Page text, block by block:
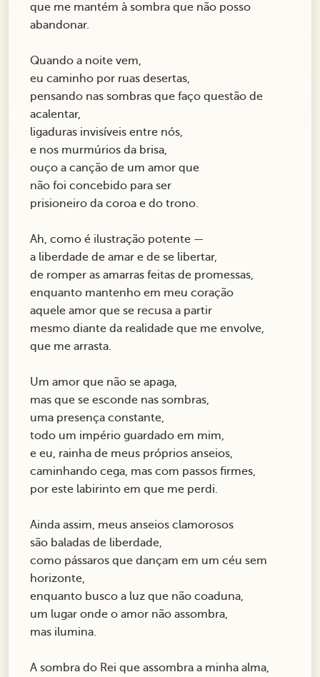
que me mantém à sombra que não posso
abandonar.
Quando a noite vem,
eu caminho por ruas desertas,
pensando nas sombras que faço questão de
acalentar,
ligaduras invisíveis entre nós,
e nos murmúrios da brisa,
ouço a canção de um amor que
não foi concebido para ser
prisioneiro da coroa e do trono.
Ah, como é ilustração potente —
a liberdade de amar e de se libertar,
de romper as amarras feitas de promessas,
enquanto mantenho em meu coração
aquele amor que se recusa a partir
mesmo diante da realidade que me envolve,
que me arrasta.
Um amor que não se apaga,
mas que se esconde nas sombras,
uma presença constante,
todo um império guardado em mim,
e eu, rainha de meus próprios anseios,
caminhando cega, mas com passos firmes,
por este labirinto em que me perdi.
Ainda assim, meus anseios clamorosos
são baladas de liberdade,
como pássaros que dançam em um céu sem
horizonte,
enquanto busco a luz que não coaduna,
um lugar onde o amor não assombra,
mas ilumina.
A sombra do Rei que assombra a minha alma,